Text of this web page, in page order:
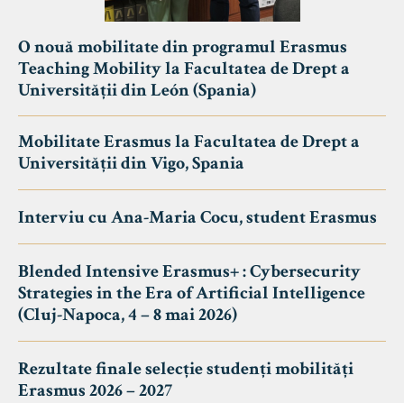
O nouă mobilitate din programul Erasmus
Teaching Mobility la Facultatea de Drept a
Universității din León (Spania)
Mobilitate Erasmus la Facultatea de Drept a
Universității din Vigo, Spania
Interviu cu Ana-Maria Cocu, student Erasmus
Blended Intensive Erasmus+ : Cybersecurity
Strategies in the Era of Artificial Intelligence
(Cluj-Napoca, 4 – 8 mai 2026)
Rezultate finale selecție studenți mobilități
Erasmus 2026 – 2027